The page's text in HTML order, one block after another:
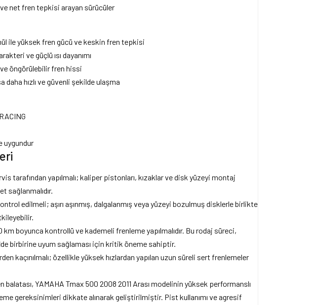
net fren tepkisi arayan sürücüler
ile yüksek fren gücü ve keskin fren tepkisi
ve güçlü ısı dayanımı
öngörülebilir fren hissi
hızlı ve güvenli şekilde ulaşma
uygundur
tarafından yapılmalı; kaliper pistonları, kızaklar ve disk yüzeyi montaj
sağlanmalıdır.
edilmeli; aşırı aşınmış, dalgalanmış veya yüzeyi bozulmuş disklerle birlikte
boyunca kontrollü ve kademeli frenleme yapılmalıdır. Bu rodaj süreci,
birbirine uyum sağlaması için kritik öneme sahiptir.
kaçınılmalı; özellikle yüksek hızlardan yapılan uzun süreli sert frenlemeler
balatası, YAMAHA Tmax 500 2008 2011 Arası modelinin yüksek performanslı
gereksinimleri dikkate alınarak geliştirilmiştir. Pist kullanımı ve agresif